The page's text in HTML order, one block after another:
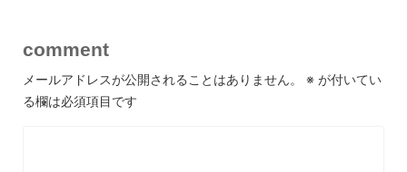
comment
メールアドレスが公開されることはありません。 ※ が付いてい
る欄は必須項目です